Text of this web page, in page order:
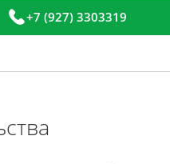
+7 (927) 3303319